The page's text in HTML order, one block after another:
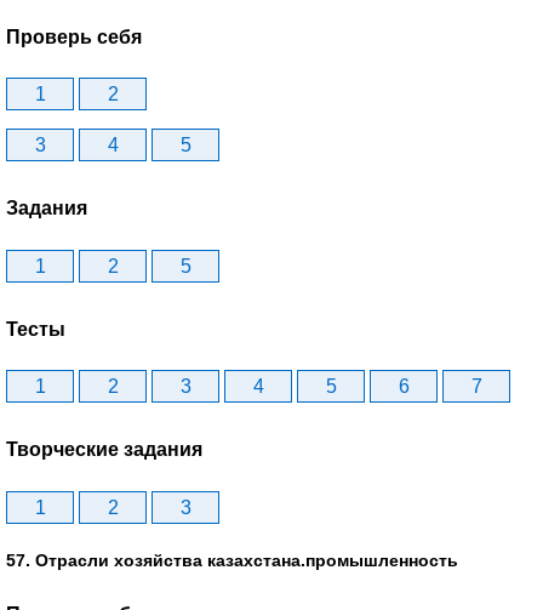
Проверь себя
1 2
3 4 5
Задания
1 2 5
Тесты
1 2 3 4 5 6 7
Творческие задания
1 2 3
57. Отрасли хозяйства казахстана.промышленность